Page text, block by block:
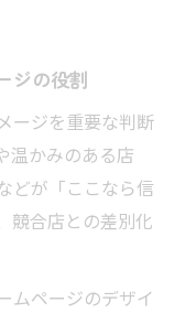
ジの役割
ージを重要な判断
温かみのある店
どが「ここなら信
競合店との差別化
ムページのデザイ